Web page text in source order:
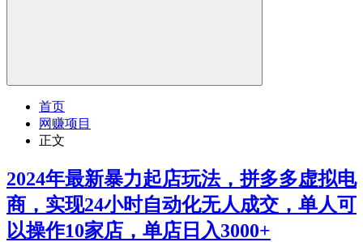
首页
网赚项目
正文
2024年最新暴力起店玩法，拼多多虚拟电
商，实现24小时自动化无人成交，单人可
以操作10家店，单店日入3000+